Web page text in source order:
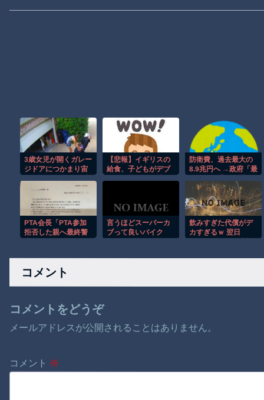
3歳女児が開くガレー
ジドアにつかまり宙
間！！
【悲報】イギリスの
給食、子どもがデブ
防衛費、過去最大の
8.9兆円へ →政府「最
なる可能性」
PTA会長「PTA参加
拒否した親へ最終警
言うほどスーパーカ
ブって良いバイク
飲みすぎた代償がデ
カすぎるｗ 翌日
コメント
コメントをどうぞ
メールアドレスが公開されることはありません。
コメント ※